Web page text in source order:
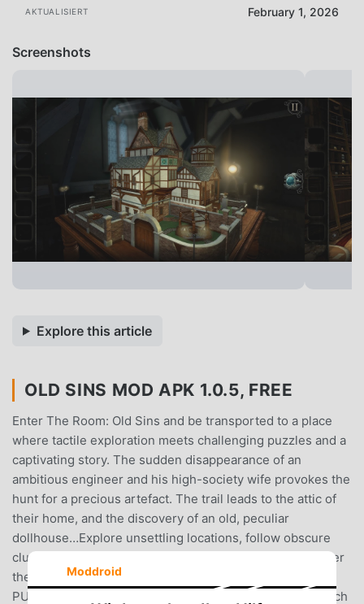
AKTUALISIERT February 1, 2026
Screenshots
Explore this article
OLD SINS MOD APK 1.0.5, FREE
Enter The Room: Old Sins and be transported to a place
where tactile exploration meets challenging puzzles and a
captivating story. The sudden disappearance of an
ambitious engineer and his high-society wife provokes the
hunt for a precious artefact. The trail leads to the attic of
their home, and the discovery of an old, peculiar
dollhouse…Explore unsettling locations, follow obscure
clues and manipulate bizarre contraptions as you uncover
the mysteries within Waldegrave Manor.THE ULTIMATE
PUZZLE BOXExplore a deviously complex dollhouse which
Moddroid